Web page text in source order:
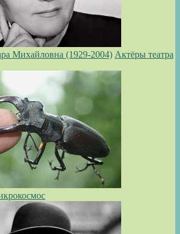
Михайловна (1929-2004) Актёры театра